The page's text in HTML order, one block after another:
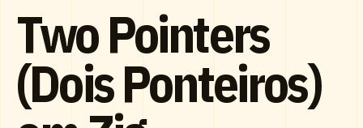
Two Pointers
(Dois Ponteiros)